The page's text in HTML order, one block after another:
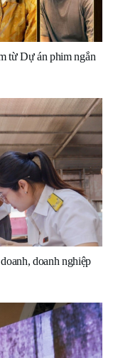
từ Dự án phim ngắn
doanh nghiệp